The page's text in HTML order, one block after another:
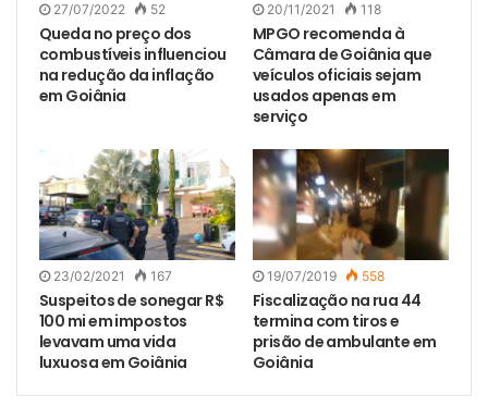
27/07/2022 52
Queda no preço dos
combustíveis influenciou
na redução da inflação
em Goiânia
20/11/2021 118
MPGO recomenda à
Câmara de Goiânia que
veículos oficiais sejam
usados apenas em
serviço
23/02/2021 167
Suspeitos de sonegar R$
100 mi em impostos
levavam uma vida
luxuosa em Goiânia
19/07/2019 558
Fiscalização na rua 44
termina com tiros e
prisão de ambulante em
Goiânia